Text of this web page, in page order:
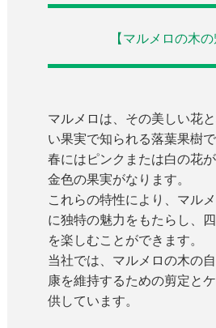
【マルメロの木の
マルメロは、その美しい花
い果実で知られる落葉果樹で
春にはピンクまたは白の花
金色の果実がなります。
これらの特性により、マル
に独特の魅力をもたらし、
を楽しむことができます。
当社では、マルメロの木の
康を維持するための剪定と
供しています。